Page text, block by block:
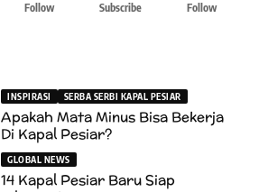
Follow
Subscribe
Follow
INSPIRASI SERBA SERBI KAPAL PESIAR
Apakah Mata Minus Bisa Bekerja
Di Kapal Pesiar?
GLOBAL NEWS
14 Kapal Pesiar Baru Siap